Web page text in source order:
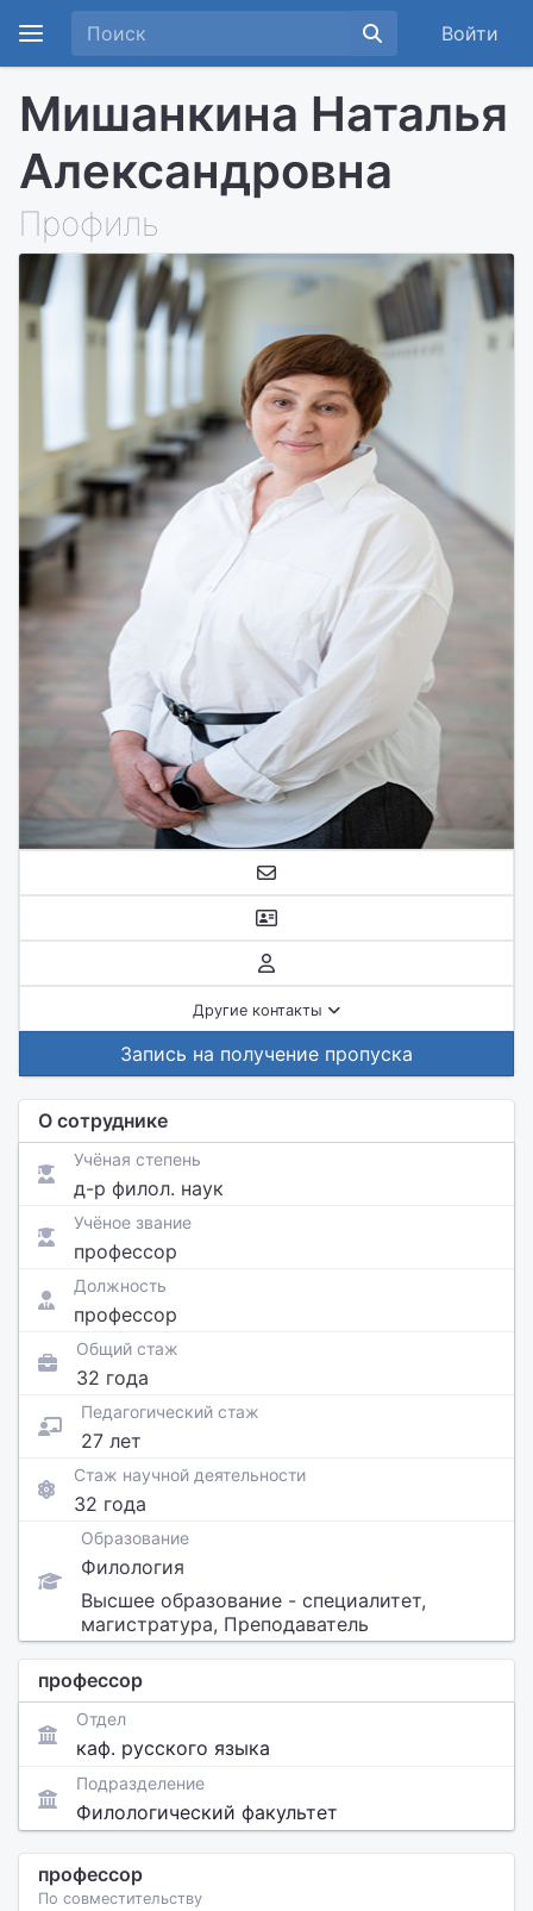
Войти
Мишанкина Наталья
Александровна
Профиль
Другие контакты
Запись на получение пропуска
О сотруднике
Учёная степень
д-р филол. наук
Учёное звание
профессор
Должность
профессор
Общий стаж
32 года
Педагогический стаж
27 лет
Стаж научной деятельности
32 года
Образование
Филология
Высшее образование - специалитет,
магистратура, Преподаватель
профессор
Отдел
каф. русского языка
Подразделение
Филологический факультет
профессор
По совместительству